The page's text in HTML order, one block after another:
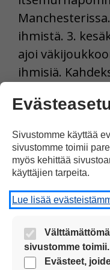
ihmistä. 3.
ajoi
ihmisiä.
Parkin
Tulosta uutinen
Jaa Facebookissa
Sivustomme käyttää
sivustomme toimii
myös kehittää
käyttäjien tarpeita.
Lue lisää
sivustomme toimii.
Nämä evästeet
Evästeet,